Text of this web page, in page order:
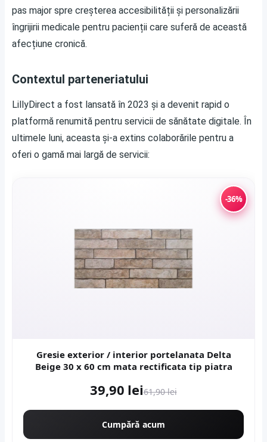
pas major spre creșterea accesibilității și personalizării
îngrijirii medicale pentru pacienții care suferă de această
afecțiune cronică.
Contextul parteneriatului
LillyDirect a fost lansată în 2023 și a devenit rapid o
platformă renumită pentru servicii de sănătate digitale. În
ultimele luni, aceasta și-a extins colaborările pentru a
oferi o gamă mai largă de servicii:
-36%
Gresie exterior / interior portelanata Delta
Beige 30 x 60 cm mata rectificata tip piatra
39,90 lei61,90 lei
Cumpără acum